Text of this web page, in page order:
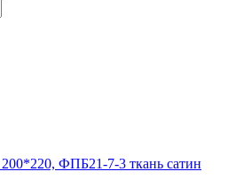
ФПБ21-7-3 ткань сатин